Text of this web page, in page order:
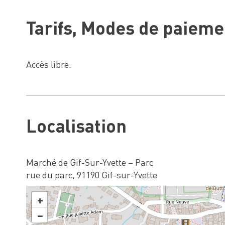
Tarifs, Modes de
Accès libre.
Localisation
Marché de Gif-Sur-Yvette – Parc
rue du parc, 91190 Gif-sur-Yvette
+
−